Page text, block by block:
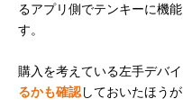
るアプリ側でテンキーに機
す。
購入を考えている左手デバイ
るかも確認しておいたほう